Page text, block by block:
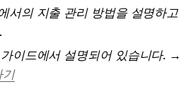
서의 지출 관리 방법을 설명하고
이드에서 설명되어 있습니다. →
기